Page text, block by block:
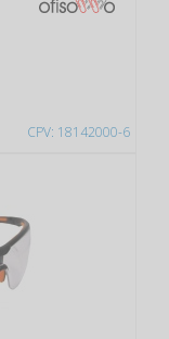
CPV: 18142000-6